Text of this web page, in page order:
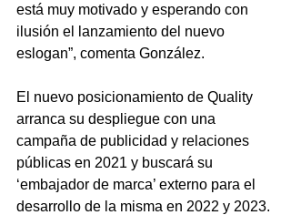
está muy motivado y esperando con
ilusión el lanzamiento del nuevo
eslogan”, comenta González.
El nuevo posicionamiento de Quality
arranca su despliegue con una
campaña de publicidad y relaciones
públicas en 2021 y buscará su
‘embajador de marca’ externo para el
desarrollo de la misma en 2022 y 2023.